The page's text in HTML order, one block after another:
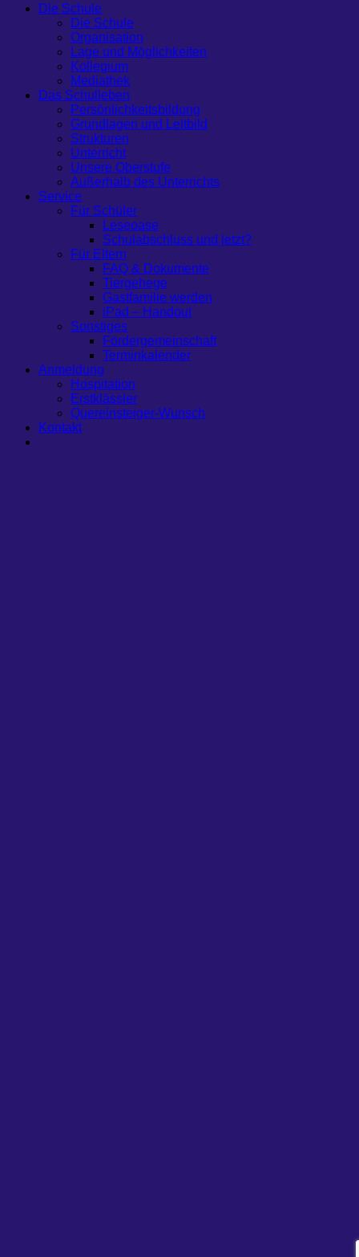
Die Schule
Die Schule
Organisation
Lage und Möglichkeiten
Kollegium
Mediathek
Das Schulleben
Persönlichkeitsbildung
Grundlagen und Leitbild
Strukturen
Unterricht
Unsere Oberstufe
Außerhalb des Unterrichts
Service
Für Schüler
Leseoase
Schulabschluss und jetzt?
Für Eltern
FAQ & Dokumente
Tiergehege
Gastfamilie werden
iPad – Handout
Sonstiges
Fördergemeinschaft
Terminkalender
Anmeldung
Hospitation
Erstklässler
Quereinsteiger-Wunsch
Kontakt